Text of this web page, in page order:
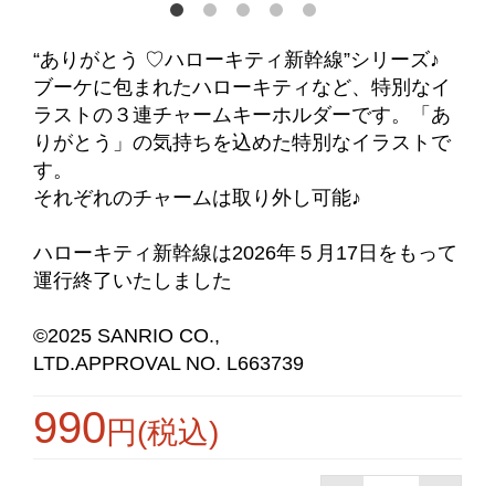
“ありがとう ♡ハローキティ新幹線”シリーズ♪
ブーケに包まれたハローキティなど、特別なイ
ラストの３連チャームキーホルダーです。「あ
りがとう」の気持ちを込めた特別なイラストで
す。
それぞれのチャームは取り外し可能♪
ハローキティ新幹線は2026年５月17日をもって
運行終了いたしました
©2025 SANRIO CO.,
LTD.APPROVAL NO. L663739
990円(税込)